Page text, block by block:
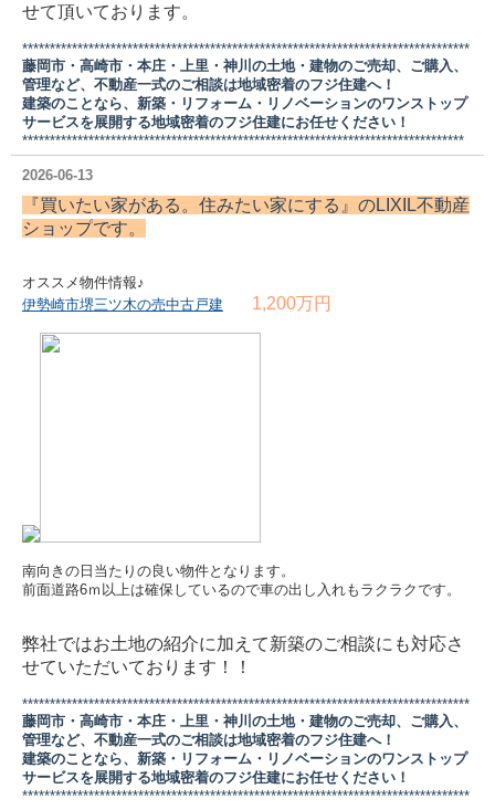
せて頂いております。
*********************************************************************************
藤岡市・高崎市・本庄・上里・神川の土地・建物のご売却、ご購入、
管理など、不動産一式のご相談は地域密着のフジ住建へ！
建築のことなら、新築・リフォーム・リノベーションのワンストップ
サービスを展開する地域密着のフジ住建にお任せください！
********************************************************************************
2026-06-13
『買いたい家がある。住みたい家にする』のLIXIL不動産
ショップです。
オススメ物件情報♪
伊勢崎市堺三ツ木の売中古戸建
1,200万円
南向きの日当たりの良い物件となります。
前面道路6ｍ以上は確保しているので車の出し入れもラクラクです。
弊社ではお土地の紹介に加えて新築のご相談にも対応さ
せていただいております！！
*********************************************************************************
藤岡市・高崎市・本庄・上里・神川の土地・建物のご売却、ご購入、
管理など、不動産一式のご相談は地域密着のフジ住建へ！
建築のことなら、新築・リフォーム・リノベーションのワンストップ
サービスを展開する地域密着のフジ住建にお任せください！
*********************************************************************************